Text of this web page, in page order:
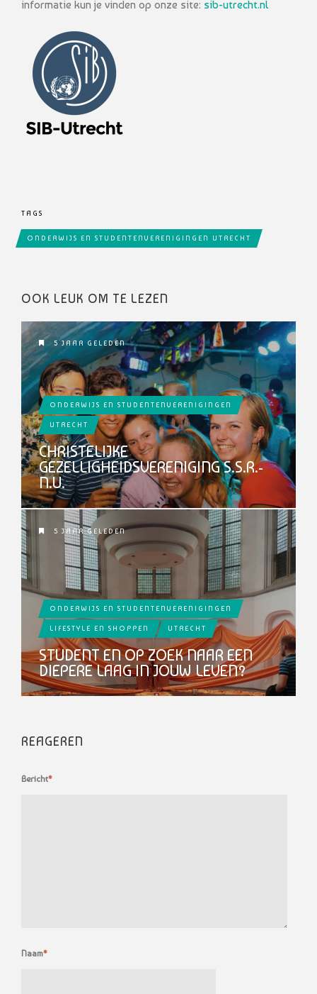
informatie kun je vinden op onze site: sib-utrecht.nl
TAGS
ONDERWIJS EN STUDENTENVERENIGINGEN UTRECHT
OOK LEUK OM TE LEZEN
5 JAAR GELEDEN
ONDERWIJS EN STUDENTENVERENIGINGEN
UTRECHT
CHRISTELIJKE
GEZELLIGHEIDSVERENIGING S.S.R.-
N.U.
5 JAAR GELEDEN
ONDERWIJS EN STUDENTENVERENIGINGEN
LIFESTYLE EN SHOPPEN UTRECHT
STUDENT EN OP ZOEK NAAR EEN
DIEPERE LAAG IN JOUW LEVEN?
REAGEREN
Bericht*
Naam*